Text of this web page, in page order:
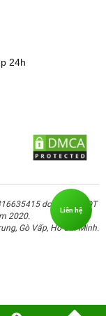
24h
do Sở KH & ĐT
2020.
Gò Vấp, Hồ Chí Minh.
Liên hệ